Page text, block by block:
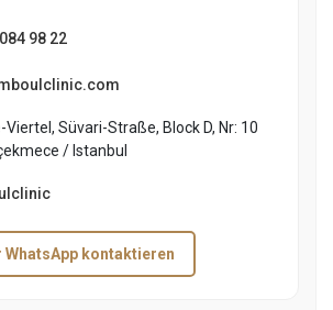
98 22
Viertel, Süvari-Straße, Block D, Nr: 10
/ Istanbul
kontaktieren